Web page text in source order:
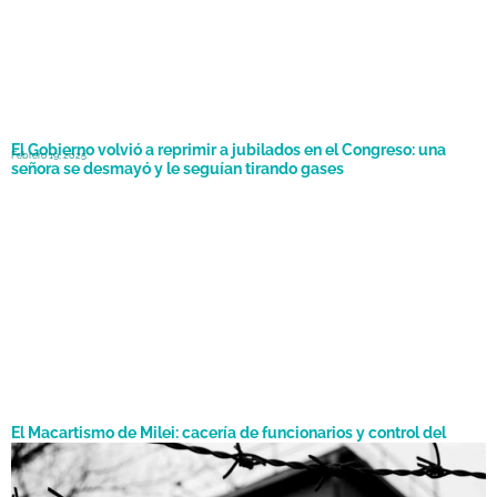
El Gobierno volvió a reprimir a jubilados en el Congreso: una
señora se desmayó y le seguían tirando gases
Febrero 19, 2025
El Macartismo de Milei: cacería de funcionarios y control del
pensamiento
Por Cecilia Rocío Bortolozzi
Noviembre 5, 2024